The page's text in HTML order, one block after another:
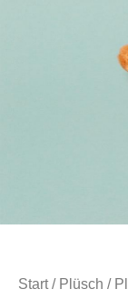
Start/ Plüsch /